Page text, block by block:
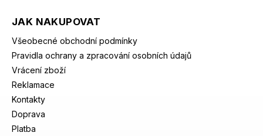
JAK NAKUPOVAT
Všeobecné obchodní podmínky
Pravidla ochrany a zpracování osobních údajů
Vrácení zboží
Reklamace
Kontakty
Doprava
Platba